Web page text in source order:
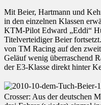
Mit Beier, Hartmann und
in den einzelnen Klassen
KTM-Pilot Edward „Eddi“
Titelverteidiger Beier
von TM Racing auf den
Geläuf wenig überraschend
der E3-Klasse direkt hinter
Crosser: Aus der deutschen